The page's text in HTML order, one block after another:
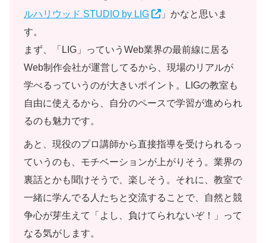
ルハリウッド STUDIO by LIG
」かなと思いま
す。
まず、「LIG」っていうWeb業界の最前線に居る
Web制作会社が運営してるから、現場のリアルが
学べるっていうのが大きいポイント。LIGの教室も
自由に使えるから、自分のペースで学習が進められ
るのも魅力です。
あと、現役のプロ講師から直接指導を受けられるっ
ていうのも、モチベーションが上がりそう。業界の
裏話とかも聞けそうで、楽しそう。それに、教室で
一緒に学んでる人たちと交流することで、自然と競
争心が芽生えて「よし、負けてられないぞ！」って
なる気がします。